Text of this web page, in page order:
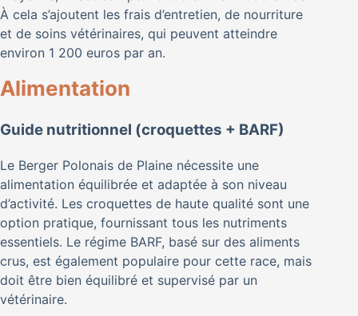
À cela s’ajoutent les frais d’entretien, de nourriture
et de soins vétérinaires, qui peuvent atteindre
environ 1 200 euros par an.
Alimentation
Guide nutritionnel (croquettes + BARF)
Le Berger Polonais de Plaine nécessite une
alimentation équilibrée et adaptée à son niveau
d’activité. Les croquettes de haute qualité sont une
option pratique, fournissant tous les nutriments
essentiels. Le régime BARF, basé sur des aliments
crus, est également populaire pour cette race, mais
doit être bien équilibré et supervisé par un
vétérinaire.